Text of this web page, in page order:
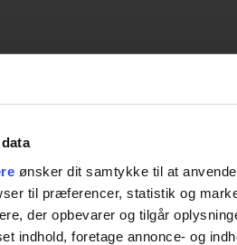
ønsker dit samtykke til at
til præferencer, statistik og
der opbevarer og tilgår
indhold, foretage annonce- og